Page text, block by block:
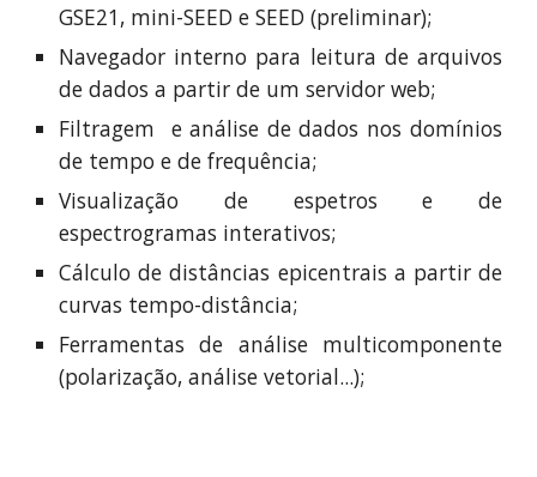
GSE21, mini-SEED e SEED (preliminar);
Navegador interno para leitura de arquivos
de dados a partir de um servidor web;
Filtragem
e análise de dados nos domínios
de tempo e de frequência;
Visualização de espetros e de
espectrogramas interativos;
Cálculo de distâncias epicentrais a partir de
curvas tempo-distância;
Ferramentas de análise multicomponente
(polarização, análise vetorial...);